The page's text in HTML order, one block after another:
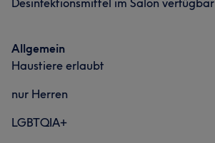
Desinfektionsmittel im Salon verfügbar
Allgemein
Haustiere erlaubt
nur Herren
LGBTQIA+